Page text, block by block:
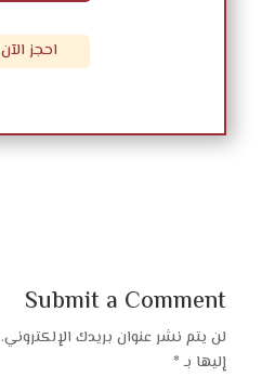
احجز الآن
Submit a Comment
لن يتم نشر عنوان بريدك الإلكتروني.
إليها بـ*